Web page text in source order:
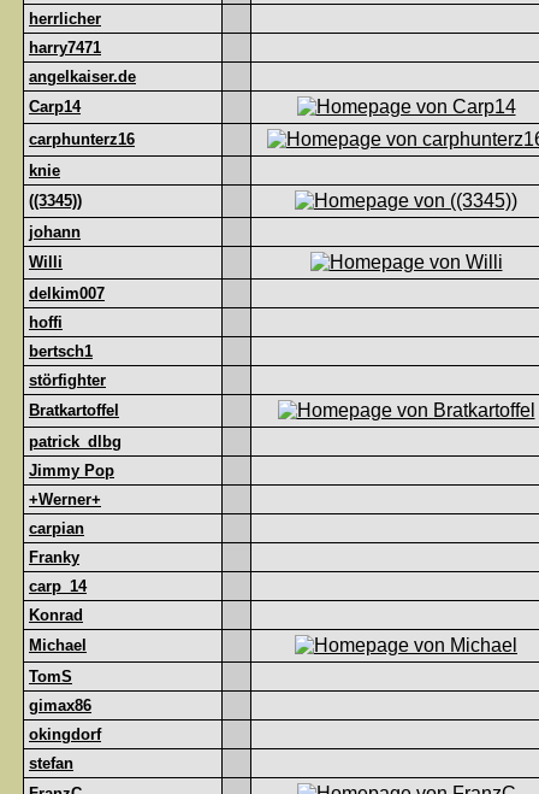
herrlicher
harry7471
angelkaiser.de
Carp14
carphunterz16
knie
((3345))
johann
Willi
delkim007
hoffi
bertsch1
störfighter
Bratkartoffel
patrick_dlbg
Jimmy Pop
+Werner+
carpian
Franky
carp_14
Konrad
Michael
TomS
gimax86
okingdorf
stefan